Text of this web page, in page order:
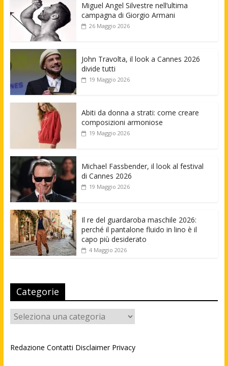
Miguel Angel Silvestre nell’ultima
campagna di Giorgio Armani
26 Maggio 2026
John Travolta, il look a Cannes 2026
divide tutti
19 Maggio 2026
Abiti da donna a strati: come creare
composizioni armoniose
19 Maggio 2026
Michael Fassbender, il look al festival
di Cannes 2026
19 Maggio 2026
Il re del guardaroba maschile 2026:
perché il pantalone fluido in lino è il
capo più desiderato
4 Maggio 2026
Categorie
Categorie
Redazione Contatti Disclaimer Privacy